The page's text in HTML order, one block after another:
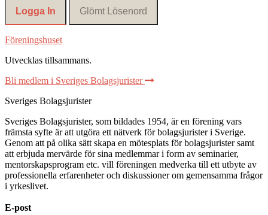
Föreningshuset
Utvecklas tillsammans.
Bli medlem i Sveriges Bolagsjurister
Sveriges Bolagsjurister
Sveriges Bolagsjurister, som bildades 1954, är en förening vars
främsta syfte är att utgöra ett nätverk för bolagsjurister i Sverige.
Genom att på olika sätt skapa en mötesplats för bolagsjurister samt
att erbjuda mervärde för sina medlemmar i form av seminarier,
mentorskapsprogram etc. vill föreningen medverka till ett utbyte av
professionella erfarenheter och diskussioner om gemensamma frågor
i yrkeslivet.
E-post